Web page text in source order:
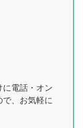
電話・オン
、お気軽に